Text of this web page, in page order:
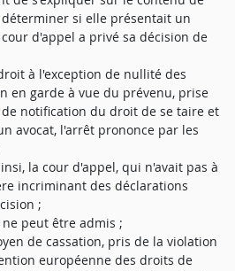
si elle présentait un
d'appel a privé sa décision de
à l'exception de nullité des
en garde à vue du prévenu, prise
notification du droit de se taire et
avocat, l'arrêt prononce par les
la cour d'appel, qui n'avait pas à
incriminant des déclarations
;
peut être admis ;
de cassation, pris de la violation
européenne des droits de